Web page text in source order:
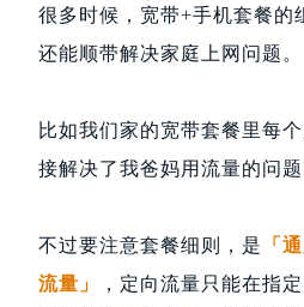
很多时候，宽带+手机套餐的
还能顺带解决家庭上网问题。
比如我们家的宽带套餐里每
接解决了我爸妈用流量的问题
不过要注意套餐细则，是 「
流量」
，定向流量只能在指